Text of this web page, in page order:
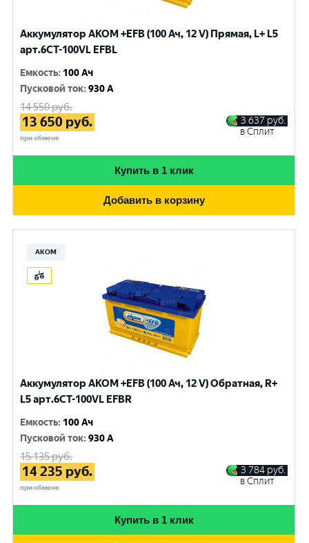
Аккумулятор AKOM +EFB (100 Ач, 12 V) Прямая, L+ L5
арт.6СТ-100VL EFBL
Емкость: 100 Ач
Пусковой ток:930 A
14 550руб.
13 650 руб.
при обмене
3 637 руб.
в Сплит
Купить в 1 клик
Добавить в корзину
АКОМ
Аккумулятор AKOM +EFB (100 Ач, 12 V) Обратная, R+
L5 арт.6СТ-100VL EFBR
Емкость: 100 Ач
Пусковой ток:930 A
15 135руб.
14 235 руб.
при обмене
3 784 руб.
в Сплит
Купить в 1 клик